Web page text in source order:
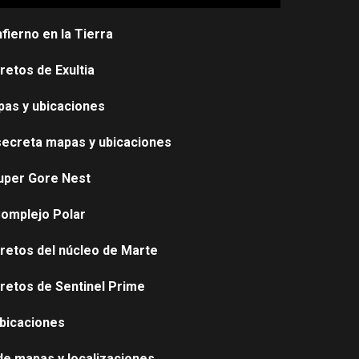
en la Tierra
de Exultia
y ubicaciones
mapas y ubicaciones
Gore Nest
Polar
del núcleo de Marte
de Sentinel Prime